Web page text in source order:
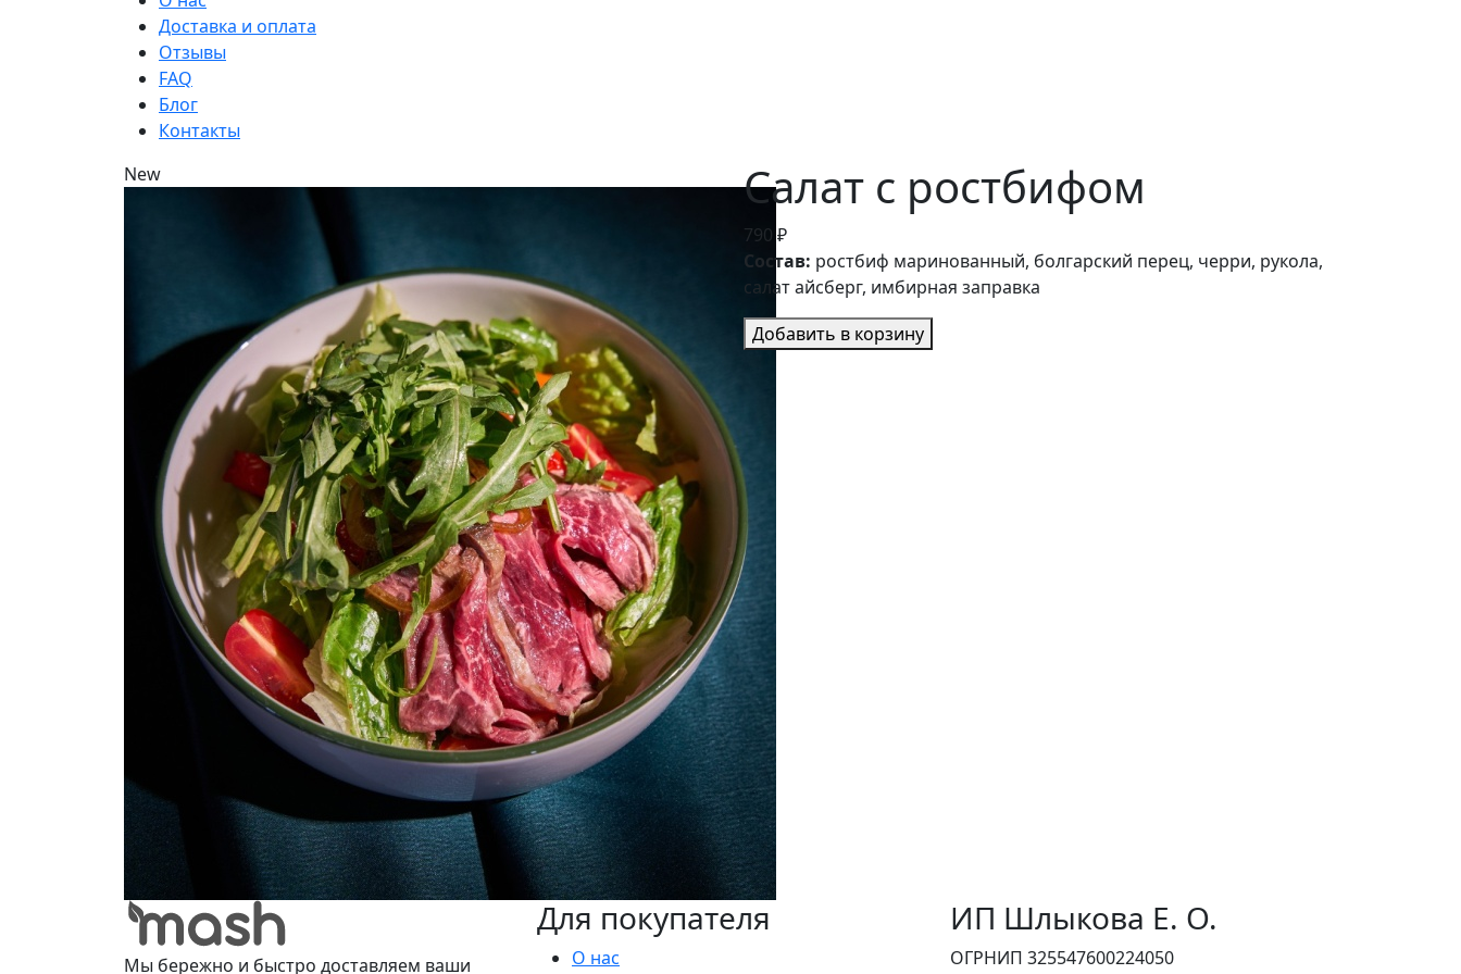
Доставка и оплата
Отзывы
FAQ
Блог
Контакты
New
Салат с ростбифом
790 ₽
Состав: ростбиф маринованный, болгарский перец, черри, рукола,
салат айсберг, имбирная заправка
Добавить в корзину
Мы бережно и быстро доставляем ваши
Для покупателя
О нас
ИП Шлыкова Е. О.
ОГРНИП 325547600224050